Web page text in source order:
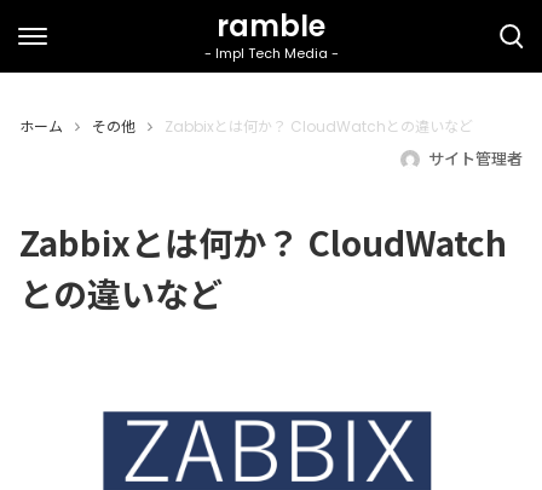
ホーム その他 Zabbixとは何か？ CloudWatchとの違いなど
サイト管理者
Zabbixとは何か？ CloudWatch
との違いなど